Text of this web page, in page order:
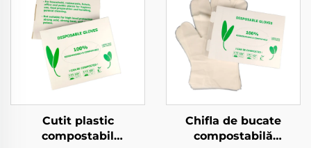
Cutit plastic
compostabil
Chifla de bucate
compostabilă